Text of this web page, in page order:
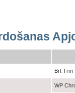
Brt Trm
WP